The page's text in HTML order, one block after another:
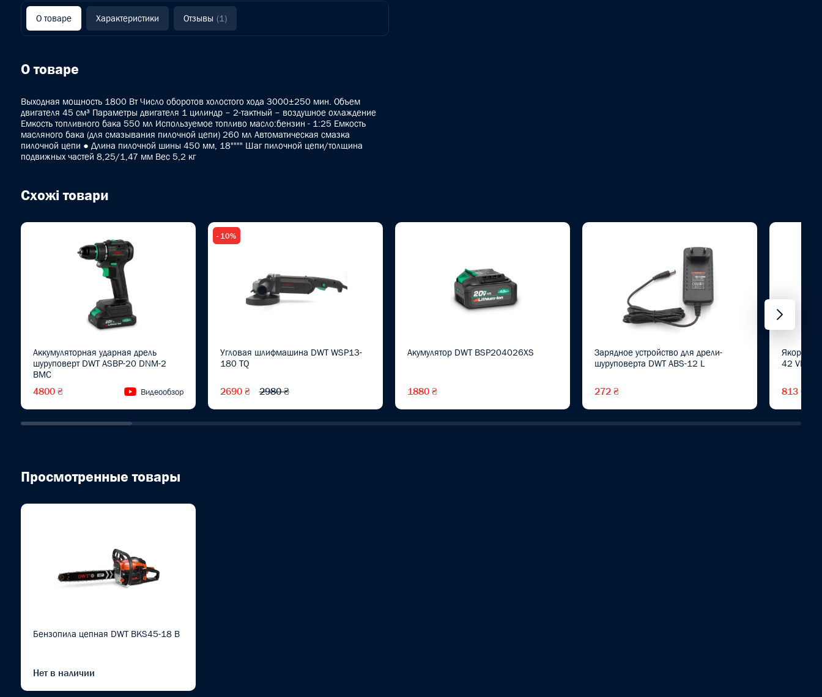
О товаре Характеристики Отзывы (1)
О товаре
Выходная мощность 1800 Вт Число оборотов холостого хода 3000±250 мин. Объем
двигателя 45 см³ Параметры двигателя 1 цилиндр – 2-тактный – воздушное охлаждение
Емкость топливного бака 550 мл Используемое топливо масло:бензин - 1:25 Емкость
масляного бака (для смазывания пилочной цепи) 260 мл Автоматическая смазка
пилочной цепи ● Длина пилочной шины 450 мм, 18"""" Шаг пилочной цепи/толщина
подвижных частей 8,25/1,47 мм Вес 5,2 кг
Схожі товари
Аккумуляторная ударная дрель
шуруповерт DWT ASBP-20 DNM-2
BMC
4800 ₴ Видеообзор
- 10%
Угловая шлифмашина DWT WSP13-
180 TQ
2690 ₴ 2980 ₴
Акумулятор DWT BSP204026XS
1880 ₴
Зарядное устройство для дрели-
шуруповерта DWT ABS-12 L
272 ₴
Якорь
42 VB
813 ₴
Просмотренные товары
Бензопила цепная DWT BKS45-18 B
Нет в наличии